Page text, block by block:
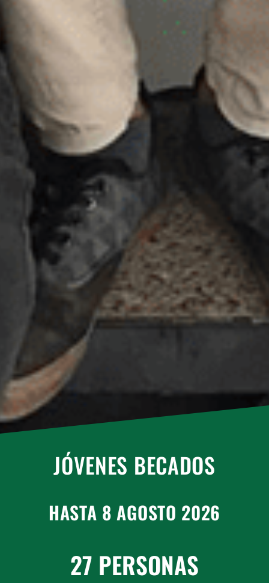
JÓVENES BECADOS
HASTA 8 AGOSTO 2026
27 PERSONAS